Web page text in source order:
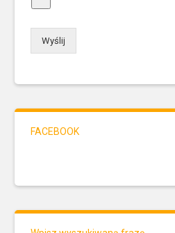
Wyślij
FACEBOOK